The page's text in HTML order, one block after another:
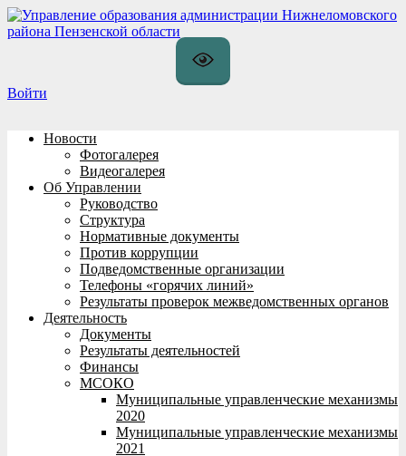
Перейти
к
Войти
Новости
Фотогалерея
Видеогалерея
Об Управлении
Руководство
Структура
Нормативные документы
Против коррупции
Подведомственные организации
Телефоны «горячих линий»
Результаты проверок межведомственных органов
Деятельность
Документы
Результаты деятельностей
Финансы
МСОКО
Муниципальные управленческие механизмы
2020
Муниципальные управленческие механизмы
2021